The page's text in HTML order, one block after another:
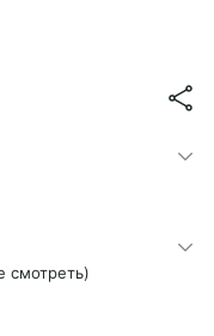
смотреть)